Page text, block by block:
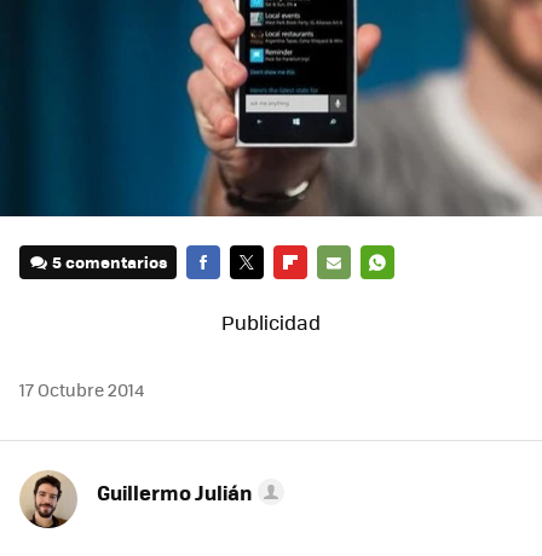
5 comentarios
MAIL
17 Octubre 2014
Guillermo Julián